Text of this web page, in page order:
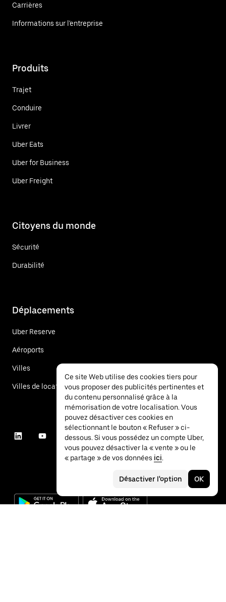
Carrières
Informations sur l'entreprise
Produits
Trajet
Conduire
Livrer
Uber Eats
Uber for Business
Uber Freight
Citoyens du monde
Sécurité
Durabilité
Déplacements
Uber Reserve
Aéroports
Villes
Villes de location de voitures
Ce site Web utilise des cookies tiers pour
vous proposer des publicités pertinentes et
du contenu personnalisé grâce à la
mémorisation de votre localisation. Vous
pouvez désactiver ces cookies en
sélectionnant le bouton « Refuser » ci-
dessous. Si vous possédez un compte Uber,
vous pouvez désactiver la « vente » ou le
« partage » de vos données ici.
Désactiver l'option OK